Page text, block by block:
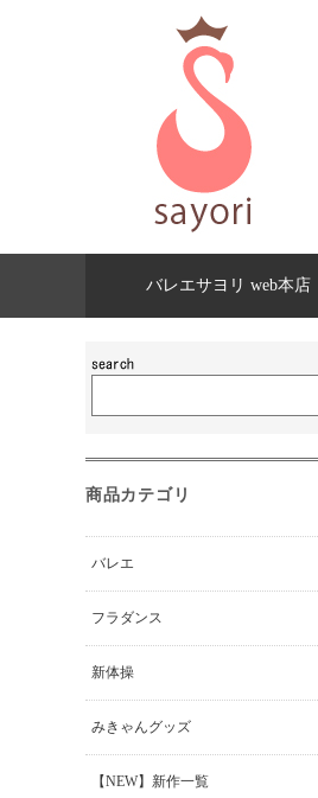
バレエサヨリ web本店
商品カテゴリ
バレエ
フラダンス
新体操
みきゃんグッズ
【NEW】新作一覧